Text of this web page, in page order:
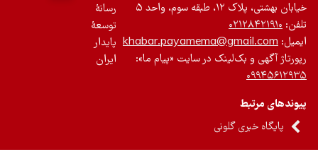
بهشتی، پلاک ۱۲، طبقه سوم، واحد ۵
۰۲۱۲۸۴۲۱۹۱۰
khabar.payamema@gmail.com
آگهی و بک‌لینک در سایت «پیام ما»:
مرتبط
پایگاه خبری گلونی
رسانۀ
توسعۀ
پایدار
ایران